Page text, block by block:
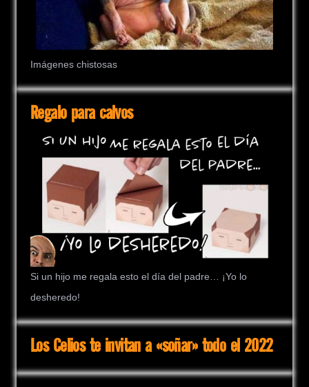
Imágenes chistosas
Regalo para calvos
Si un hijo me regala esto el día del padre… ¡Yo lo
desheredo!
Los Celios te invitan a «soñar» todo el 2022